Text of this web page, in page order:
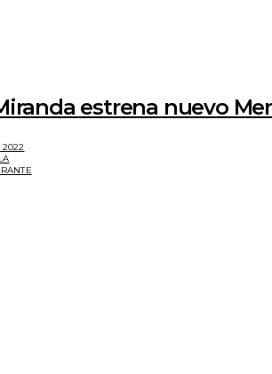
estrena nuevo
2022